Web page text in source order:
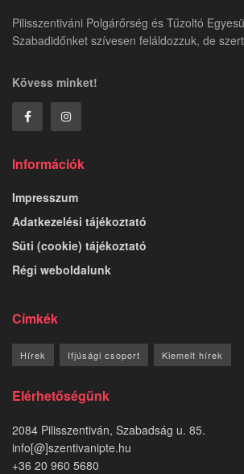
Pilisszentiváni Polgárőrség és Tűzoltó
Szabadidőnket szívesen feláldozzuk, de
Kövess minket!
Információk
Impresszum
Adatkezelési tájékoztató
Süti (cookie) tájékoztató
Régi weboldalunk
Címkék
Hírek Ifjúsági csoport Kiemelt hírek
Elérhetőségünk
2084 Pilisszentiván, Szabadság u. 85.
info[@]szentivanipte.hu
+36 20 960 5680